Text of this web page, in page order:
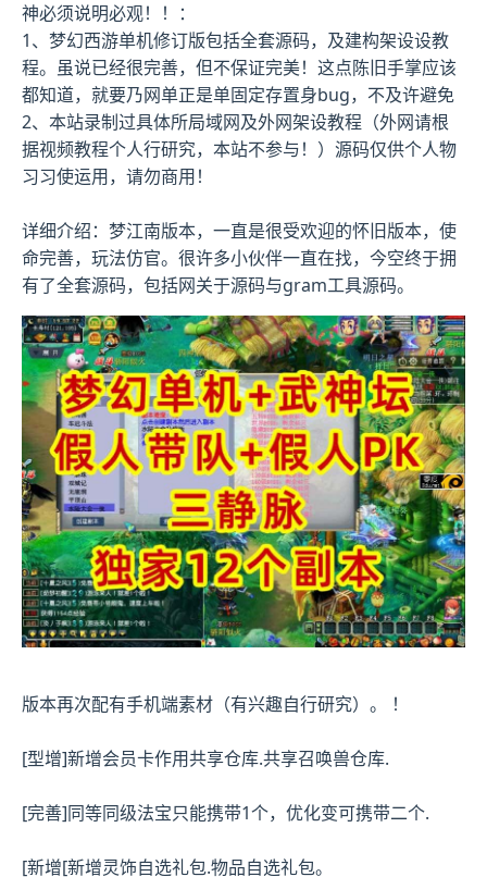
神必须说明必观！！：
1、 梦幻西游单机修订版包括全套源码，及建构架设设教
程。虽说已经很完善，但不保证完美！这点陈旧手掌应该
都知道，就要乃网单正是单固定存置身bug，不及许避免
2、本站录制过具体所局域网及外网架设教程（外网请根
据视频教程个人行研究，本站不参与！）源码仅供个人物
习习使运用，请勿商用！
详细介绍：梦江南版本，一直是很受欢迎的怀旧版本，使
命完善，玩法仿官。很许多小伙伴一直在找，今空终于拥
有了全套源码，包括网关于源码与gram工具源码。
版本再次配有手机端素材（有兴趣自行研究）。 ！
[型增]新增会员卡作用共享仓库.共享召唤兽仓库.
[完善]同等同级法宝只能携带1个，优化变可携带二个.
[新增[新增灵饰自选礼包.物品自选礼包。